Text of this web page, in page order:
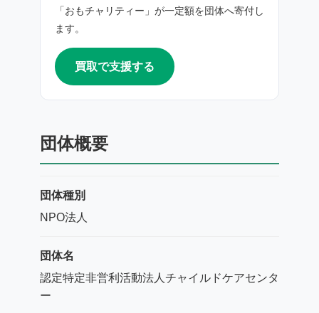
「おもチャリティー」が一定額を団体へ寄付し
ます。
買取で支援する
団体概要
団体種別
NPO法人
団体名
認定特定非営利活動法人チャイルドケアセンタ
ー